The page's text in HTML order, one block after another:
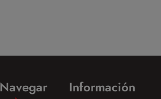
Navegar Información